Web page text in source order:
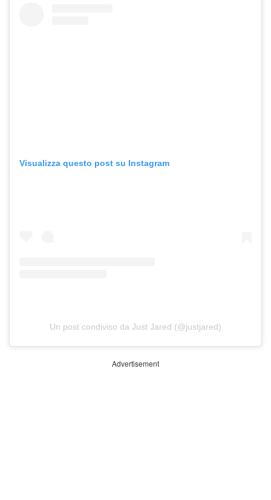
Visualizza questo post su Instagram
Un post condiviso da Just Jared (@justjared)
Advertisement